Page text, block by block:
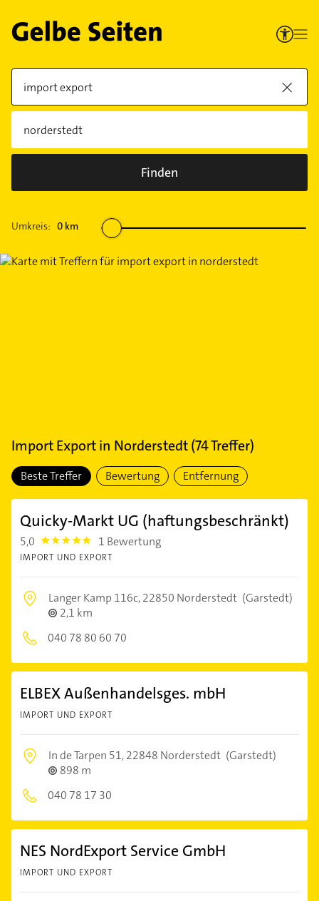
Finden
Umkreis: 0 km
Import Exportin Norderstedt(74Treffer)
Beste Treffer Bewertung Entfernung
Quicky-Markt UG (haftungsbeschränkt)
5,0 5.0 1 Bewertung
IMPORT UND EXPORT
Langer Kamp 116c,22850 Norderstedt (Garstedt)
2,1 km
040 78 80 60 70
ELBEX Außenhandelsges. mbH
IMPORT UND EXPORT
In de Tarpen 51,22848 Norderstedt (Garstedt)
898 m
040 78 17 30
NES NordExport Service GmbH
IMPORT UND EXPORT